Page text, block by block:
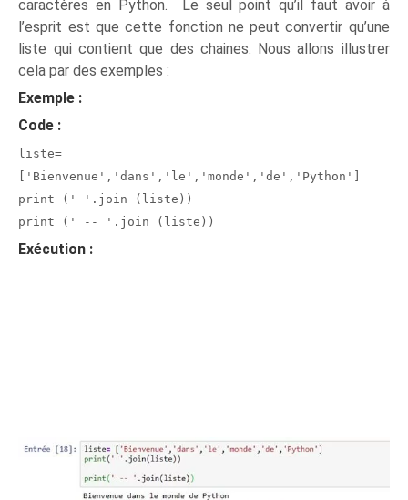
caractères en Python. Le seul point qu’il faut avoir à
l’esprit est que cette fonction ne peut convertir qu’une
liste qui contient que des chaines. Nous allons illustrer
cela par des exemples :
Exemple :
Code :
liste=
['Bienvenue','dans','le','monde','de','Python']
print (' '.join (liste))
print (' -- '.join (liste))
Exécution :